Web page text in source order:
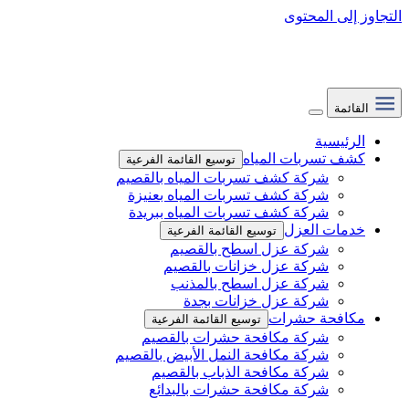
التجاوز إلى المحتوى
القائمة
الرئيسية
كشف تسربات المياه توسيع القائمة الفرعية
شركة كشف تسربات المياه بالقصيم
شركة كشف تسربات المياه بعنيزة
شركة كشف تسربات المياه ببريدة
خدمات العزل توسيع القائمة الفرعية
شركة عزل اسطح بالقصيم
شركة عزل خزانات بالقصيم
شركة عزل اسطح بالمذنب
شركة عزل خزانات بجدة
مكافحة حشرات توسيع القائمة الفرعية
شركة مكافحة حشرات بالقصيم
شركة مكافحة النمل الأبيض بالقصيم
شركة مكافحة الذباب بالقصيم
شركة مكافحة حشرات بالبدائع